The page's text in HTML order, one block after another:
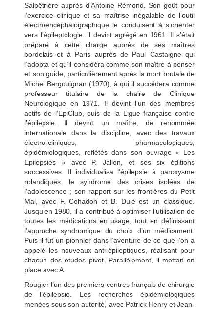
Salpêtrière auprès d’Antoine Rémond. Son goût pour
l’exercice clinique et sa maîtrise inégalable de l’outil
électroencéphalographique le conduisent à s’orienter
vers l’épileptologie. Il devint agrégé en 1961. Il s’était
préparé à cette charge auprès de ses maîtres
bordelais et à Paris auprès de Paul Castaigne qui
l’adopta et qu’il considéra comme son maître à penser
et son guide, particulièrement après la mort brutale de
Michel Bergouignan (1970), à qui il succédera comme
professeur titulaire de la chaire de Clinique
Neurologique en 1971. Il devint l’un des membres
actifs de l’EpiClub, puis de la Ligue française contre
l’épilepsie. Il devint un maître, de renommée
internationale dans la discipline, avec des travaux
électro-cliniques, pharmacologiques,
épidémiologiques, reflétés dans son ouvrage « Les
Epilepsies » avec P. Jallon, et ses six éditions
successives. Il individualisa l’épilepsie à paroxysme
rolandiques, le syndrome des crises isolées de
l’adolescence ; son rapport sur les frontières du Petit
Mal, avec F. Cohadon et B. Dulé est un classique.
Jusqu’en 1980, il a contribué à optimiser l’utilisation de
toutes les médications en usage, tout en définissant
l’approche syndromique du choix d’un médicament.
Puis il fut un pionnier dans l’aventure de ce que l’on a
appelé les nouveaux anti-épileptiques, réalisant pour
chacun des études pivot. Parallèlement, il mettait en
place avec A.
Rougier l’un des premiers centres français de chirurgie
de l’épilepsie. Les recherches épidémiologiques
menées sous son autorité, avec Patrick Henry et Jean-